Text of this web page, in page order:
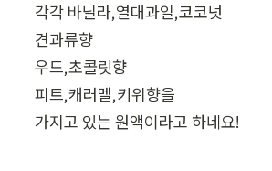
각각 바닐라,열대과일,코코넛
견과류향
우드,초콜릿향
피트,캐러멜,키위향을
가지고 있는 원액이라고 하네요!